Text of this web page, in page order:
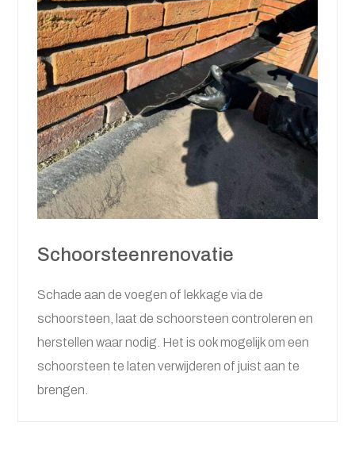
Schoorsteenrenovatie
Schade aan de voegen of lekkage via de
schoorsteen, laat de schoorsteen controleren en
herstellen waar nodig. Het is ook mogelijk om een
schoorsteen te laten verwijderen of juist aan te
brengen.